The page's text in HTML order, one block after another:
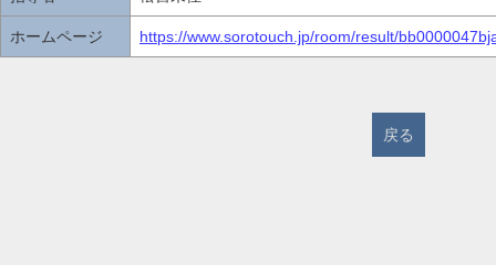
ホームページ https://www.sorotouch.jp/room/result/
戻る